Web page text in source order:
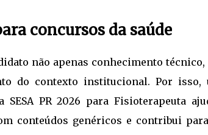
concursos da saúde
não apenas conhecimento técnico,
do contexto institucional. Por isso,
PR 2026 para Fisioterapeuta
conteúdos genéricos e contribui